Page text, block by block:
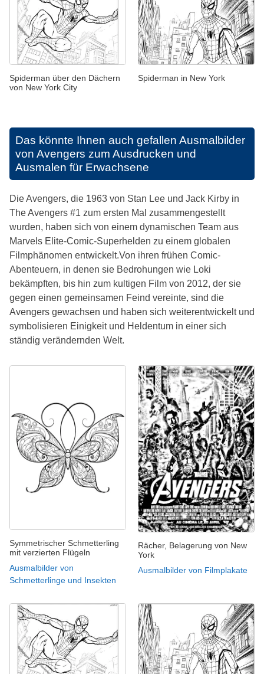
Spiderman über den Dächern
von New York City
Spiderman in New York
Das könnte Ihnen auch gefallen Ausmalbilder
von Avengers zum Ausdrucken und
Ausmalen für Erwachsene
Die Avengers, die 1963 von Stan Lee und Jack Kirby in
The Avengers #1 zum ersten Mal zusammengestellt
wurden, haben sich von einem dynamischen Team aus
Marvels Elite-Comic-Superhelden zu einem globalen
Filmphänomen entwickelt.Von ihren frühen Comic-
Abenteuern, in denen sie Bedrohungen wie Loki
bekämpften, bis hin zum kultigen Film von 2012, der sie
gegen einen gemeinsamen Feind vereinte, sind die
Avengers gewachsen und haben sich weiterentwickelt und
symbolisieren Einigkeit und Heldentum in einer sich
ständig verändernden Welt.
Symmetrischer Schmetterling
mit verzierten Flügeln
Ausmalbilder von
Schmetterlinge und Insekten
Rächer, Belagerung von New
York
Ausmalbilder von Filmplakate